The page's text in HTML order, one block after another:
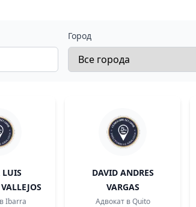
Город
LUIS
Ibarra
DAVID ANDRES
VARGAS
Адвокат в Quito